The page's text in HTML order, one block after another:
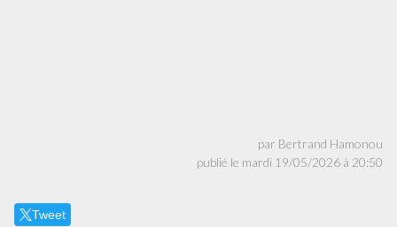
par Bertrand Hamonou
publié le mardi 19/05/2026 à 20:50
Tweet